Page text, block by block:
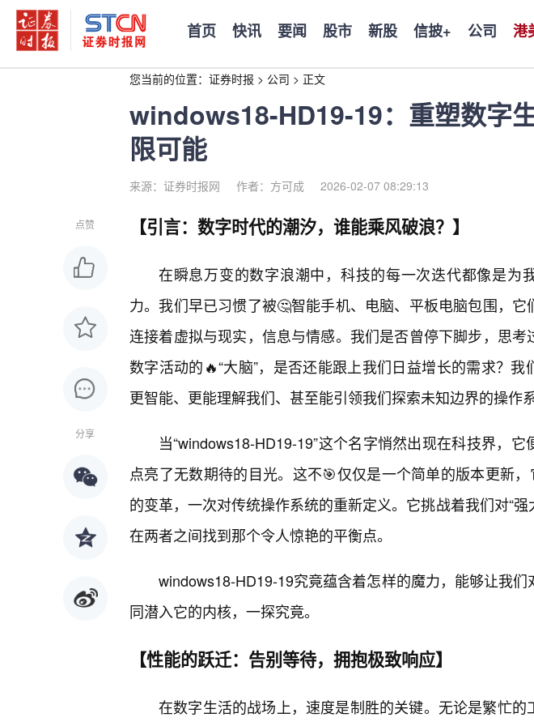
首页 快讯 要闻 股市 新股 信披+ 公司 港
您当前的位置： 证券时报 > 公司 > 正文
windows18-HD19-19：重塑数字
限可能
来源：证券时报网 作者：方可成 2026-02-07 08:29:13
点赞
分享
【引言：数字时代的潮汐，谁能乘风破浪？】
在瞬息万变的数字浪潮中，科技的每一次迭代都像是为
力。我们早已习惯了被🤔智能手机、电脑、平板电脑包围，它
连接着虚拟与现实，信息与情感。我们是否曾停下脚步，思考
数字活动的🔥“大脑”，是否还能跟上我们日益增长的需求？我
更智能、更能理解我们、甚至能引领我们探索未知边界的操作
当“windows18-HD19-19”这个名字悄然出现在科技界，它
点亮了无数期待的目光。这不🎯仅仅是一个简单的版本更新
的变革，一次对传统操作系统的重新定义。它挑战着我们对“强
在两者之间找到那个令人惊艳的平衡点。
windows18-HD19-19究竟蕴含着怎样的魔力，能够让我
同潜入它的内核，一探究竟。
【性能的跃迁：告别等待，拥抱极致响应】
在数字生活的战场上，速度是制胜的关键。无论是繁忙